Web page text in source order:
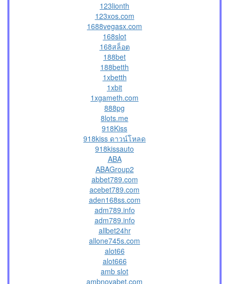
123lionth
123xos.com
1688vegasx.com
168slot
168สล็อต
188bet
188betth
1xbetth
1xbit
1xgameth.com
888pg
8lots.me
918Kiss
918kiss ดาวน์โหลด
918kissauto
ABA
ABAGroup2
abbet789.com
acebet789.com
aden168ss.com
adm789.info
adm789.info
allbet24hr
allone745s.com
alot66
alot666
amb slot
ambnovabet.com